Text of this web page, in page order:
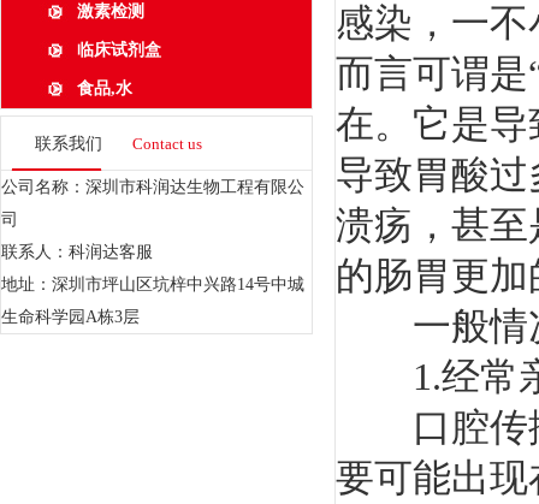
激素检测
临床试剂盒
食品,水
联系我们 Contact us
公司名称：深圳市科润达生物工程有限公
司
联系人：科润达客服
地址：深圳市坪山区坑梓中兴路14号中城
生命科学园A栋3层
感染，一
而言可谓是
在。它是导
导致胃酸
溃疡，甚
的肠胃更
一般情况
1.经常
口腔传播
要可能出